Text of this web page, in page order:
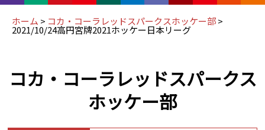
ホーム > コカ・コーラレッドスパークスホッケー部>
2021/10/24高円宮牌2021ホッケー日本リーグ
コカ・コーラレッドスパークス
ホッケー部